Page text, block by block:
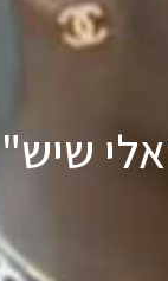
שיש"